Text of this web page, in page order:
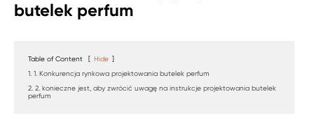
butelek perfum
Table of Content [ Hide ]
1. 1. Konkurencja rynkowa projektowania butelek perfum
2. 2. konieczne jest, aby zwrócić uwagę na instrukcje projektowania butelek
perfum